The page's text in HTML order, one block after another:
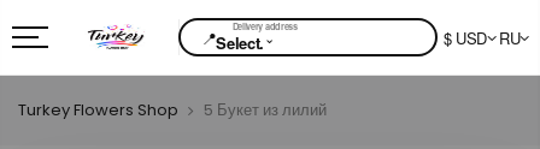
📍Select.⌄ $ USD RU
Turkey Flowers Shop 5 Букет из лилий